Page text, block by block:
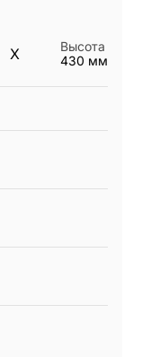
X
Высота
430 мм